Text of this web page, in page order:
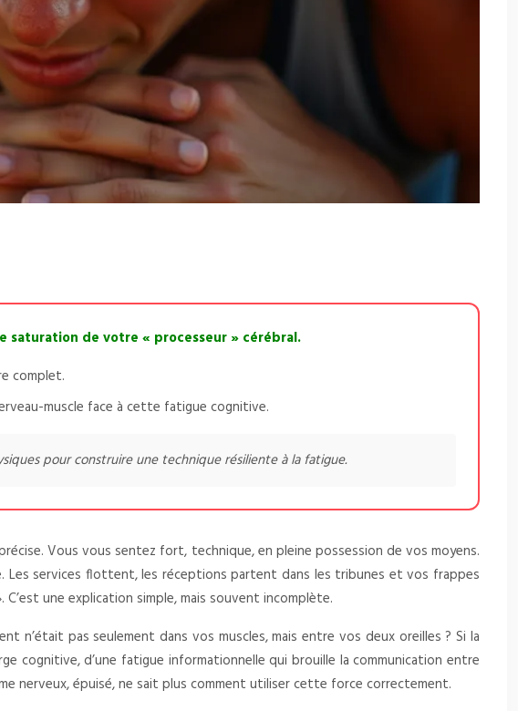
saturation de votre « processeur » cérébral.
complet.
muscle face à cette fatigue cognitive.
pour construire une technique résiliente à la fatigue.
Vous vous sentez fort, technique, en pleine possession de vos moyens.
Les services flottent, les réceptions partent dans les tribunes et vos frappes
une explication simple, mais souvent incomplète.
n’était pas seulement dans vos muscles, mais entre vos deux oreilles ? Si la
cognitive, d’une fatigue informationnelle qui brouille la communication entre
nerveux, épuisé, ne sait plus comment utiliser cette force correctement.